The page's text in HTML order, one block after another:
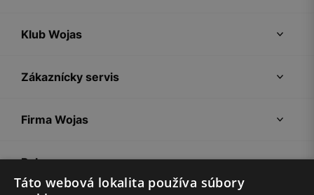
Klub Wojas
Zákaznícky servis
Firma Wojas
Pokyny
Táto webová lokalita používa súbory